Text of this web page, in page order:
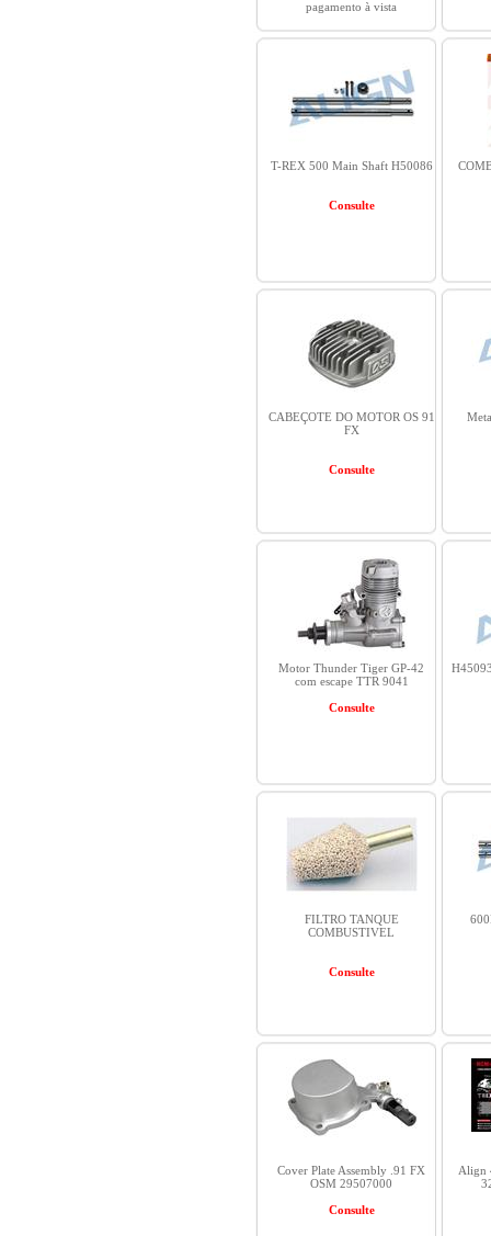
pagamento à vista
T-REX 500 Main Shaft H50086
Consulte
CABEÇOTE DO MOTOR OS 91
FX
Consulte
Motor Thunder Tiger GP-42
com escape TTR 9041
Consulte
FILTRO TANQUE
COMBUSTIVEL
Consulte
Cover Plate Assembly .91 FX
OSM 29507000
Consulte
Align